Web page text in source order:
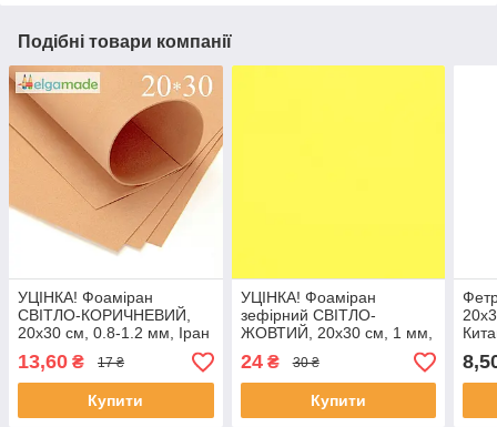
Подібні товари компанії
УЦІНКА! Фоаміран
СВІТЛО-КОРИЧНЕВИЙ,
20x30 см, 0.8-1.2 мм, Іран
13,60 ₴ 17 ₴
Купити
УЦІНКА! Фоаміран
зефірний СВІТЛО-
ЖОВТИЙ, 20x30 см, 1 мм,
Китай
24₴ 30 ₴
Купити